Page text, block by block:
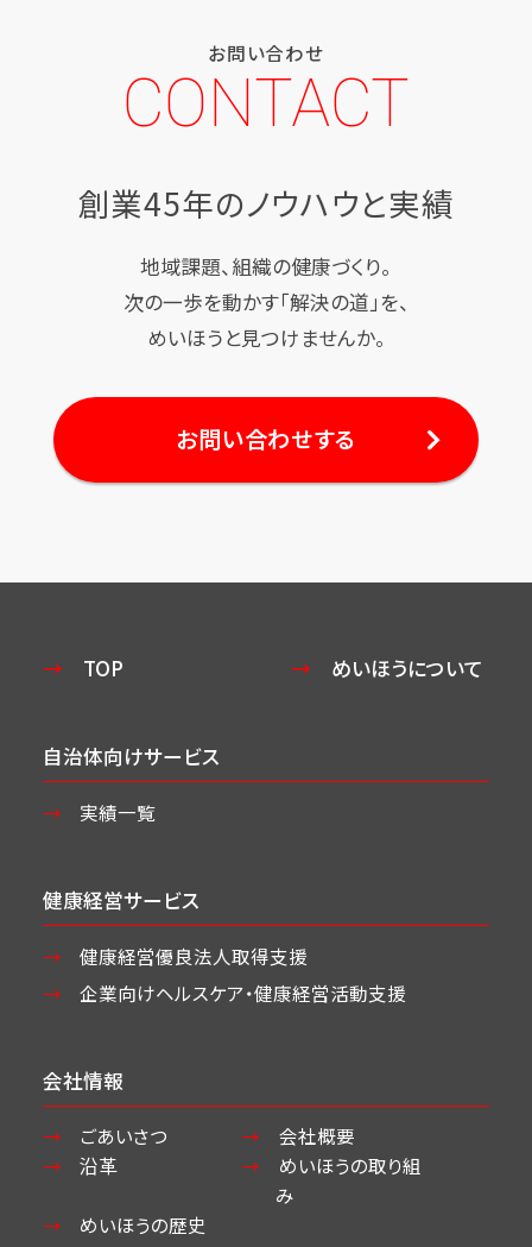
お問い合わせ
CONTACT
創業45年のノウハウと実績
地域課題、組織の健康づくり。
次の一歩を動かす「解決の道」を、
めいほうと見つけませんか。
お問い合わせする
TOP めいほうについて
自治体向けサービス
実績一覧
健康経営サービス
健康経営優良法人取得支援
企業向けヘルスケア・健康経営活動支援
会社情報
ごあいさつ
会社概要
沿革
めいほうの取り組
み
めいほうの歴史